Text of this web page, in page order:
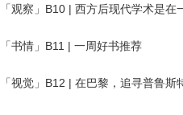
「观察」B10 | 西方后现代学术是在
「书情」B11 | 一周好书推荐
「视觉」B12 | 在巴黎，追寻普鲁斯